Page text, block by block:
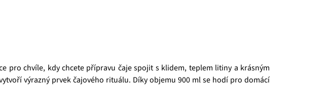
pro chvíle, kdy chcete přípravu čaje spojit s klidem, teplem litiny a krásným
výrazný prvek čajového rituálu. Díky objemu 900 ml se hodí pro domácí